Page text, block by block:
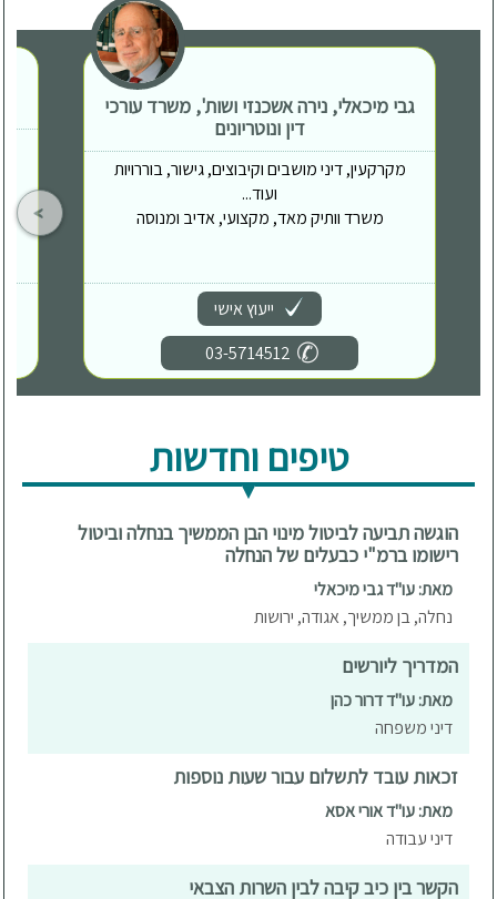
גבי מיכאלי, נירה אשכנזי ושות', משרד עורכי
דין ונוטריונים
מקרקעין, דיני מושבים וקיבוצים, גישור, בוררויות
ועוד...
משרד וותיק מאד, מקצועי, אדיב ומנוסה
ייעוץ אישי
03-5714512
טיפים וחדשות
הוגשה תביעה לביטול מינוי הבן הממשיך בנחלה וביטול
רישומו ברמ"י כבעלים של הנחלה
מאת: עו"ד גבי מיכאלי
נחלה, בן ממשיך, אגודה, ירושות
המדריך ליורשים
מאת: עו"ד דרור כהן
דיני משפחה
זכאות עובד לתשלום עבור שעות נוספות
מאת: עו"ד אורי אסא
דיני עבודה
הקשר בין כיב קיבה לבין השרות הצבאי